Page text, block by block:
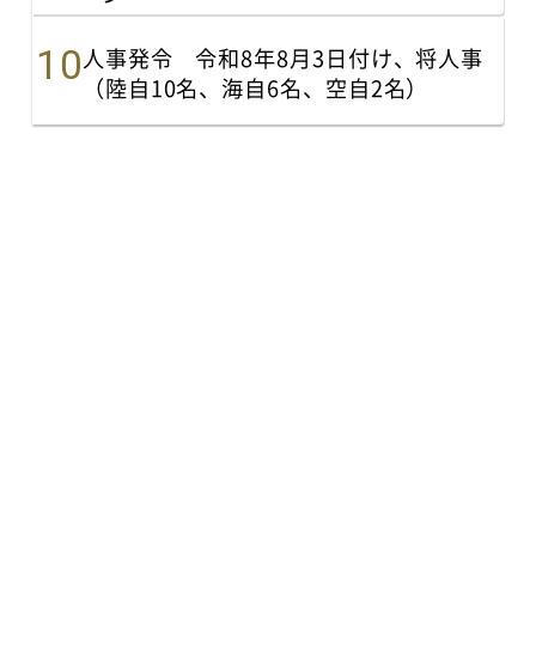
人事発令 令和8年8月3日付け、将人事
（陸自10名、海自6名、空自2名）